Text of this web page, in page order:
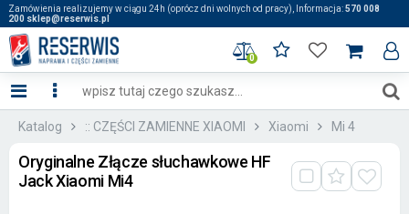
Zamówienia realizujemy w ciągu 24h (oprócz dni wolnych od pracy), Informacja:570 008
200 sklep@reserwis.pl
0
Katalog :: CZĘŚCI ZAMIENNE XIAOMI Xiaomi Mi 4
Oryginalne Złącze słuchawkowe HF
Jack Xiaomi Mi4